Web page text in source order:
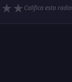
★ ★ Califica esta radio